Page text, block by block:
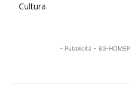
Cultura
- Pubblicità - B3-